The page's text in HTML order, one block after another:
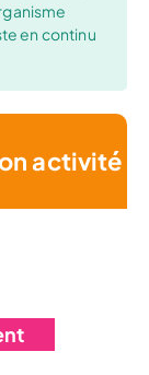
en continu
activité